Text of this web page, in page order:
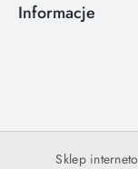
Informacje
Sklep